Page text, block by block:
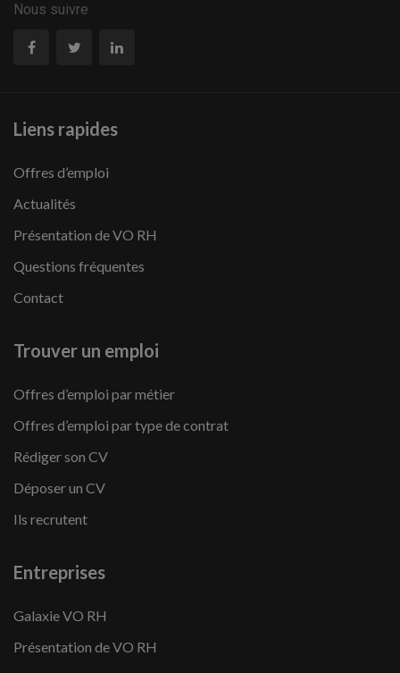
Nous suivre
Liens rapides
Offres d’emploi
Actualités
Présentation de VO RH
Questions fréquentes
Contact
Trouver un emploi
Offres d’emploi par métier
Offres d’emploi par type de contrat
Rédiger son CV
Déposer un CV
Ils recrutent
Entreprises
Galaxie VO RH
Présentation de VO RH